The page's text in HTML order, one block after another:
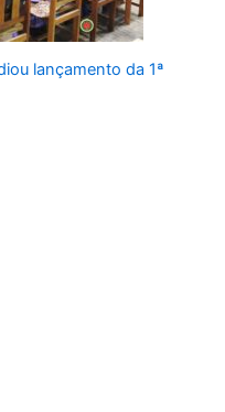
lançamento da 1ª